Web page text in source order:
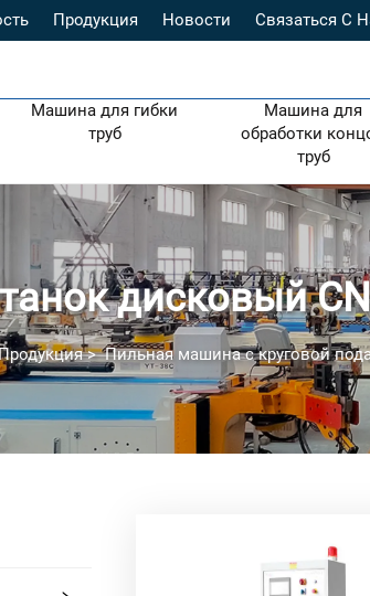
Продукция Новости Связаться С
Машина для гибки
труб
Машина для
обработки
труб
дисковый
>Пильная машина с круговой